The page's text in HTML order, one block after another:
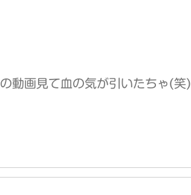
動画見て血の気が引いたちゃ(笑)